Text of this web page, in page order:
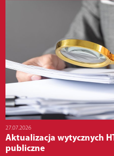
27.07.2026
Aktualizacja wytycznych
publiczne